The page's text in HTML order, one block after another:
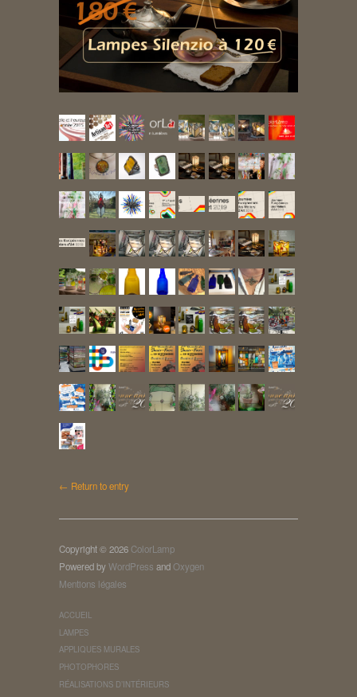
← Return to entry
Copyright © 2026 ColorLamp
Powered byWordPress andOxygen
Mentions légales
ACCUEIL
LAMPES
APPLIQUES MURALES
PHOTOPHORES
RÉALISATIONS D’INTÉRIEURS